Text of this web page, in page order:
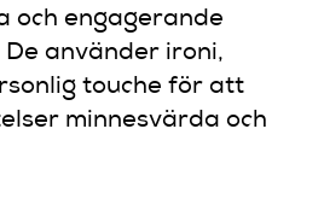
och engagerande
använder ironi,
touche för att
minnesvärda och